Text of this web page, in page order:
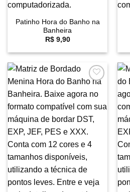
Patinho Hora do Banho na
Banheira
R$9,90